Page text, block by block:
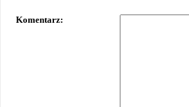
Komentarz: